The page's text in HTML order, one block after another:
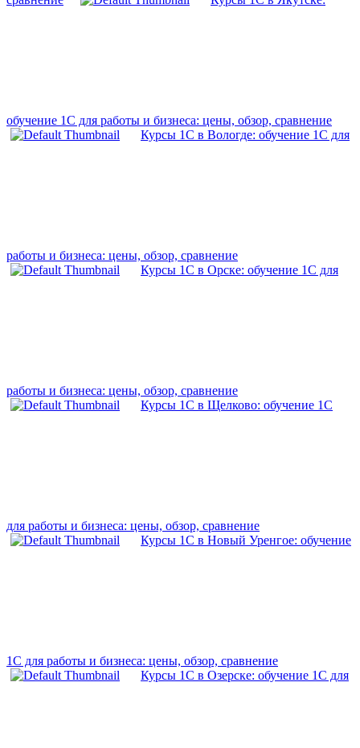
обучение 1С для работы и бизнеса: цены, обзор, сравнение
Курсы 1С в Вологде: обучение 1С для
работы и бизнеса: цены, обзор, сравнение
Курсы 1С в Орске: обучение 1С для
работы и бизнеса: цены, обзор, сравнение
Курсы 1С в Щелково: обучение 1С
для работы и бизнеса: цены, обзор, сравнение
Курсы 1С в Новый Уренгое: обучение
1С для работы и бизнеса: цены, обзор, сравнение
Курсы 1С в Озерске: обучение 1С для